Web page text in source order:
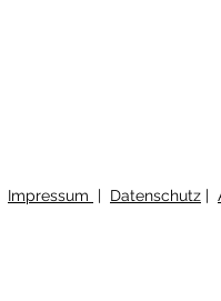
Impressum | Datenschutz |